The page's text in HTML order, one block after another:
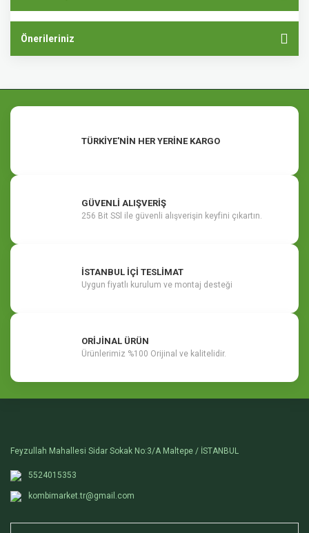
Önerileriniz
TÜRKİYE'NİN HER YERİNE KARGO
GÜVENLİ ALIŞVERİŞ
256 Bit SSl ile güvenli alışverişin keyfini çıkartın.
İSTANBUL İÇİ TESLİMAT
Uygun fiyatlı kurulum ve montaj desteği
ORİJİNAL ÜRÜN
Ürünlerimiz %100 Orijinal ve kalitelidir.
Feyzullah Mahallesi Sidar Sokak No:3/A Maltepe / İSTANBUL
5524015353
kombimarket.tr@gmail.com